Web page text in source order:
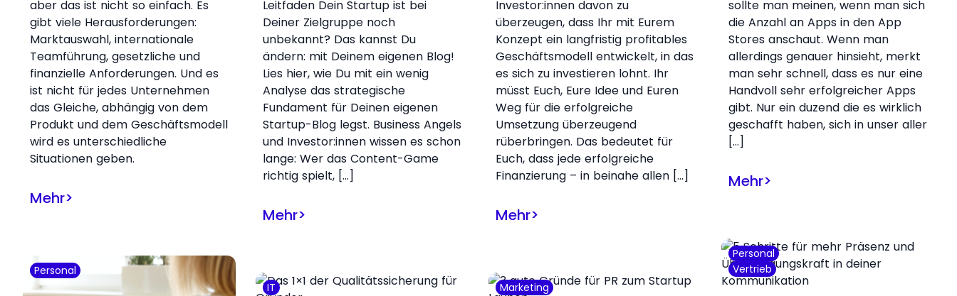
aber das ist nicht so einfach. Es
gibt viele Herausforderungen:
Marktauswahl, internationale
Teamführung, gesetzliche und
finanzielle Anforderungen. Und es
ist nicht für jedes Unternehmen
das Gleiche, abhängig von dem
Produkt und dem Geschäftsmodell
wird es unterschiedliche
Situationen geben.
Mehr>
Personal
Leitfaden Dein Startup ist bei
Deiner Zielgruppe noch
unbekannt? Das kannst Du
ändern: mit Deinem eigenen Blog!
Lies hier, wie Du mit ein wenig
Analyse das strategische
Fundament für Deinen eigenen
Startup-Blog legst. Business Angels
und Investor:innen wissen es schon
lange: Wer das Content-Game
richtig spielt, […]
Mehr>
IT
Investor:innen davon zu
überzeugen, dass Ihr mit Eurem
Konzept ein langfristig profitables
Geschäftsmodell entwickelt, in das
es sich zu investieren lohnt. Ihr
müsst Euch, Eure Idee und Euren
Weg für die erfolgreiche
Umsetzung überzeugend
rüberbringen. Das bedeutet für
Euch, dass jede erfolgreiche
Finanzierung – in beinahe allen […]
Mehr>
Marketing
sollte man meinen, wenn man sich
die Anzahl an Apps in den App
Stores anschaut. Wenn man
allerdings genauer hinsieht, merkt
man sehr schnell, dass es nur eine
Handvoll sehr erfolgreicher Apps
gibt. Nur ein duzend die es wirklich
geschafft haben, sich in unser aller
[…]
Mehr>
Personal
Vertrieb